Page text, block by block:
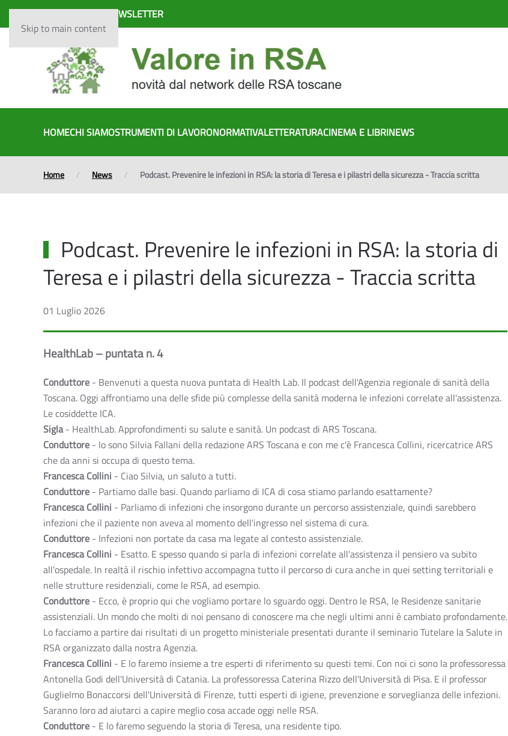
Skip to main content
ISCRIVITI ALLA NEWSLETTER
HOMECHI SIAMOSTRUMENTI DI LAVORONORMATIVALETTERATURACINEMA E LIBRINEWS
Home News Podcast. Prevenire le infezioni in RSA: la storia di Teresa e i pilastri della sicurezza - Traccia scritta
Podcast. Prevenire le infezioni in RSA: la storia di
Teresa e i pilastri della sicurezza - Traccia scritta
01 Luglio 2026
HealthLab – puntata n. 4
Conduttore - Benvenuti a questa nuova puntata di Health Lab. Il podcast dell'Agenzia regionale di sanità della
Toscana. Oggi affrontiamo una delle sfide più complesse della sanità moderna le infezioni correlate all'assistenza.
Le cosiddette ICA.
Sigla- HealthLab. Approfondimenti su salute e sanità. Un podcast di ARS Toscana.
Conduttore - Io sono Silvia Fallani della redazione ARS Toscana e con me c'è Francesca Collini, ricercatrice ARS
che da anni si occupa di questo tema.
Francesca Collini - Ciao Silvia, un saluto a tutti.
Conduttore - Partiamo dalle basi. Quando parliamo di ICA di cosa stiamo parlando esattamente?
Francesca Collini - Parliamo di infezioni che insorgono durante un percorso assistenziale, quindi sarebbero
infezioni che il paziente non aveva al momento dell'ingresso nel sistema di cura.
Conduttore - Infezioni non portate da casa ma legate al contesto assistenziale.
Francesca Collini - Esatto. E spesso quando si parla di infezioni correlate all'assistenza il pensiero va subito
all'ospedale. In realtà il rischio infettivo accompagna tutto il percorso di cura anche in quei setting territoriali e
nelle strutture residenziali, come le RSA, ad esempio.
Conduttore - Ecco, è proprio qui che vogliamo portare lo sguardo oggi. Dentro le RSA, le Residenze sanitarie
assistenziali. Un mondo che molti di noi pensano di conoscere ma che negli ultimi anni è cambiato profondamente.
Lo facciamo a partire dai risultati di un progetto ministeriale presentati durante il seminario Tutelare la Salute in
RSA organizzato dalla nostra Agenzia.
Francesca Collini - E lo faremo insieme a tre esperti di riferimento su questi temi. Con noi ci sono la professoressa
Antonella Godi dell'Università di Catania. La professoressa Caterina Rizzo dell'Università di Pisa. E il professor
Guglielmo Bonaccorsi dell'Università di Firenze, tutti esperti di igiene, prevenzione e sorveglianza delle infezioni.
Saranno loro ad aiutarci a capire meglio cosa accade oggi nelle RSA.
Conduttore - E lo faremo seguendo la storia di Teresa, una residente tipo.